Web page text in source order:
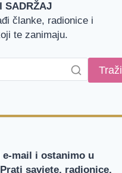
SADRŽAJ
članke, radionice i
te zanimaju.
Traži
e-mail i ostanimo u
savjete, radionice,